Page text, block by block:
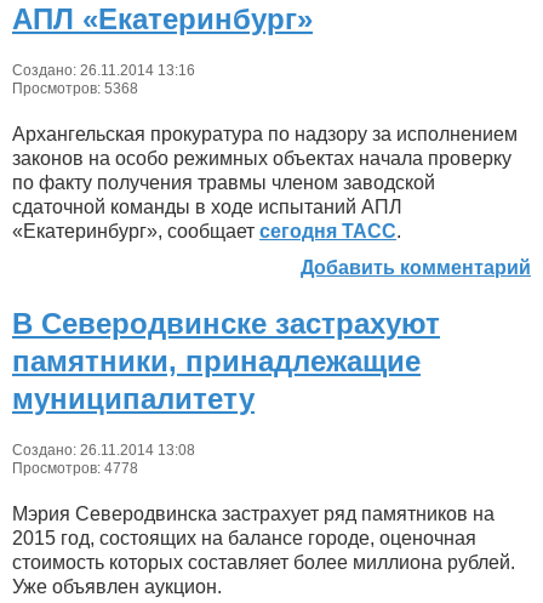
АПЛ «Екатеринбург»
Создано: 26.11.2014 13:16
Просмотров: 5368
Архангельская прокуратура по надзору за исполнением
законов на особо режимных объектах начала проверку
по факту получения травмы членом заводской
сдаточной команды в ходе испытаний АПЛ
«Екатеринбург», сообщает сегодня ТАСС.
Добавить комментарий
В Северодвинске застрахуют
памятники, принадлежащие
муниципалитету
Создано: 26.11.2014 13:08
Просмотров: 4778
Мэрия Северодвинска застрахует ряд памятников на
2015 год, состоящих на балансе городе, оценочная
стоимость которых составляет более миллиона рублей.
Уже объявлен аукцион.